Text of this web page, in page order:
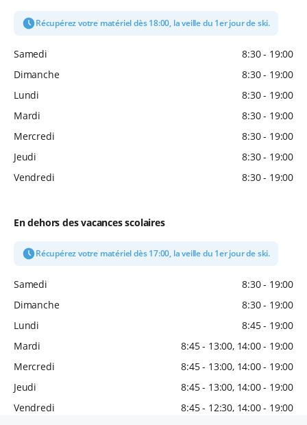
Récupérez votre matériel dès 18:00, la veille du 1er jour de ski.
Samedi
8:30 - 19:00
Dimanche
8:30 - 19:00
Lundi
8:30 - 19:00
Mardi
8:30 - 19:00
Mercredi
8:30 - 19:00
Jeudi
8:30 - 19:00
Vendredi
8:30 - 19:00
En dehors des vacances scolaires
Récupérez votre matériel dès 17:00, la veille du 1er jour de ski.
Samedi
8:30 - 19:00
Dimanche
8:30 - 19:00
Lundi
8:45 - 19:00
Mardi
8:45 - 13:00, 14:00 - 19:00
Mercredi
8:45 - 13:00, 14:00 - 19:00
Jeudi
8:45 - 13:00, 14:00 - 19:00
Vendredi
8:45 - 12:30, 14:00 - 19:00